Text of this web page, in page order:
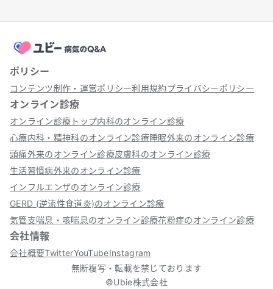
ポリシー
コンテンツ制作・運営ポリシー利用規約プライバシーポリシー
オンライン診療
オンライン診療トップ内科のオンライン診療
心療内科・精神科のオンライン診療睡眠外来のオンライン診療
頭痛外来のオンライン診療皮膚科のオンライン診療
生活習慣病外来のオンライン診療
インフルエンザのオンライン診療
GERD (逆流性食道炎)のオンライン診療
気管支喘息・咳喘息のオンライン診療花粉症のオンライン診療
会社情報
会社概要TwitterYouTubeInstagram
無断複写・転載を禁じております
©Ubie株式会社